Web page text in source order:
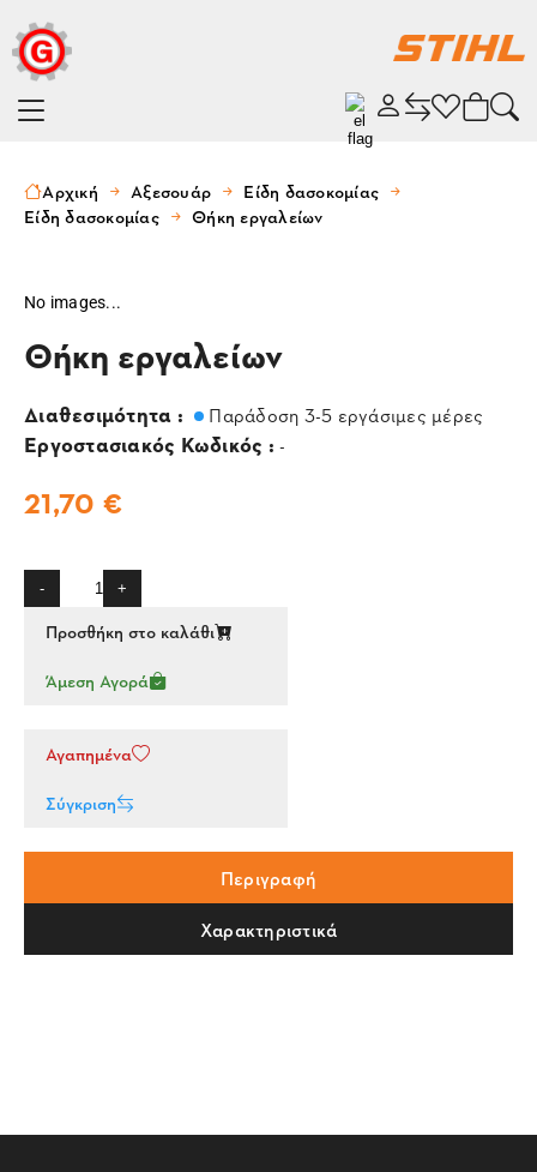
Αρχική Αξεσουάρ
Είδη δασοκομίας
Είδη δασοκομίας
Θήκη εργαλείων
No images...
Θήκη εργαλείων
Διαθεσιμότητα : Παράδοση 3-5 εργάσιμες μέρες
Εργοστασιακός Κωδικός : -
21,70 €
- +
Προσθήκη στο καλάθι
Άμεση Αγορά
Αγαπημένα
Σύγκριση
Περιγραφή
Χαρακτηριστικά